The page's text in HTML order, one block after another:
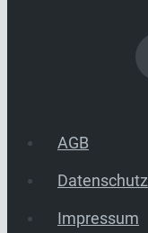
AGB
Datenschutz
Impressum